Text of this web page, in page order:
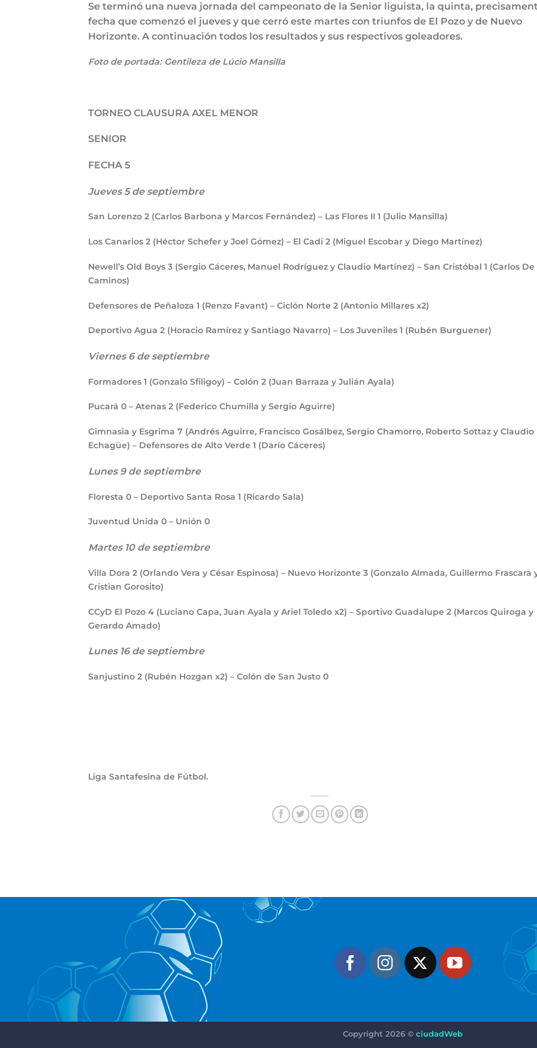
Se terminó una nueva jornada del campeonato de la Senior liguista, la quinta,
fecha que comenzó el jueves y que cerró este martes con triunfos de El Pozo y de Nuevo
Horizonte. A continuación todos los resultados y sus respectivos goleadores.
Foto de portada: Gentileza de Lúcio Mansilla
TORNEO CLAUSURA AXEL MENOR
SENIOR
FECHA 5
Jueves 5 de septiembre
San Lorenzo 2 (Carlos Barbona y Marcos Fernández) – Las Flores II 1 (Julio Mansilla)
Los Canarios 2 (Héctor Schefer y Joel Gómez) – El Cadi 2 (Miguel Escobar y Diego Martínez)
Newell’s Old Boys 3 (Sergio Cáceres, Manuel Rodríguez y Claudio Martínez) – San Cristóbal 1 (Carlos De
Caminos)
Defensores de Peñaloza 1 (Renzo Favant) – Ciclón Norte 2 (Antonio Millares x2)
Deportivo Agua 2 (Horacio Ramírez y Santiago Navarro) – Los Juveniles 1 (Rubén Burguener)
Viernes 6 de septiembre
Formadores 1 (Gonzalo Sfiligoy) – Colón 2 (Juan Barraza y Julián Ayala)
Pucará 0 – Atenas 2 (Federico Chumilla y Sergio Aguirre)
Gimnasia y Esgrima 7 (Andrés Aguirre, Francisco Gosálbez, Sergio Chamorro, Roberto Sottaz y Claudio
Echagüe) – Defensores de Alto Verde 1 (Darío Cáceres)
Lunes 9 de septiembre
Floresta 0 – Deportivo Santa Rosa 1 (Ricardo Sala)
Juventud Unida 0 – Unión 0
Martes 10 de septiembre
Villa Dora 2 (Orlando Vera y César Espinosa) – Nuevo Horizonte 3 (Gonzalo Almada, Guillermo Frascara
Cristian Gorosito)
CCyD El Pozo 4 (Luciano Capa, Juan Ayala y Ariel Toledo x2) – Sportivo Guadalupe 2 (Marcos Quiroga y
Gerardo Amado)
Lunes 16 de septiembre
Sanjustino 2 (Rubén Hozgan x2) – Colón de San Justo 0
Liga Santafesina de Fútbol.
Copyright 2026 © ciudadWeb